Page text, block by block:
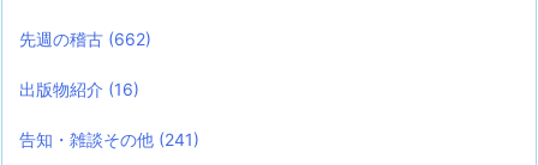
先週の稽古 (662)
出版物紹介 (16)
告知・雑談その他 (241)